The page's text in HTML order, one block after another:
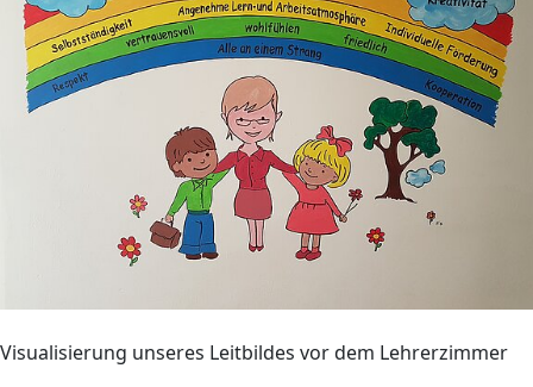
Visualisierung unseres Leitbildes vor dem Lehrerzimmer